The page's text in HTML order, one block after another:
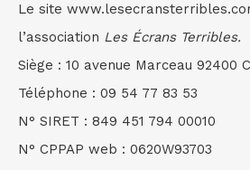
Le site
l’association Les Écrans Terribles.
Siège : 10 avenue Marceau 92400
Téléphone : 09 54 77 83 53
N° SIRET : 849 451 794 00010
N° CPPAP web : 0620W93703